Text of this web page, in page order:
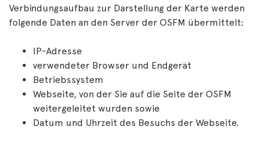
Verbindungsaufbau zur Darstellung der Karte werden
folgende Daten an den Server der OSFM übermittelt:
IP-Adresse
verwendeter Browser und Endgerät
Betriebssystem
Webseite, von der Sie auf die Seite der OSFM
weitergeleitet wurden sowie
Datum und Uhrzeit des Besuchs der Webseite.